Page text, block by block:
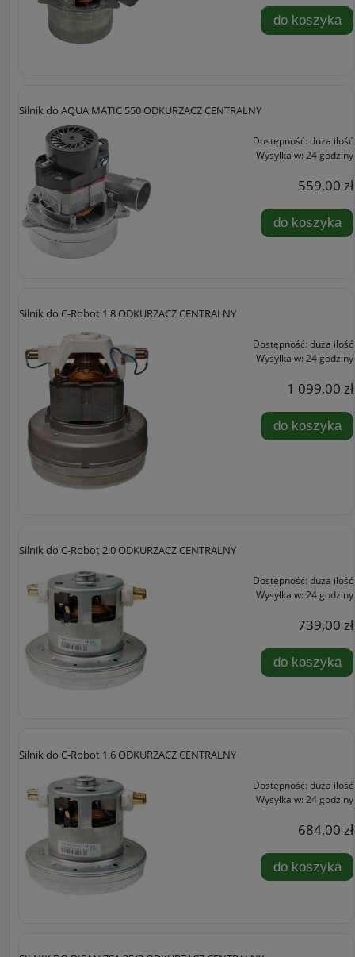
do koszyka
Silnik do AQUA MATIC 550 ODKURZACZ CENTRALNY
Dostępność: duża ilość
Wysyłka w: 24 godziny
559,00 zł
do koszyka
Silnik do C-Robot 1.8 ODKURZACZ CENTRALNY
Dostępność: duża ilość
Wysyłka w: 24 godziny
1 099,00 zł
do koszyka
Silnik do C-Robot 2.0 ODKURZACZ CENTRALNY
Dostępność: duża ilość
Wysyłka w: 24 godziny
739,00 zł
do koszyka
Silnik do C‑Robot 1.6 ODKURZACZ CENTRALNY
Dostępność: duża ilość
Wysyłka w: 24 godziny
684,00 zł
do koszyka